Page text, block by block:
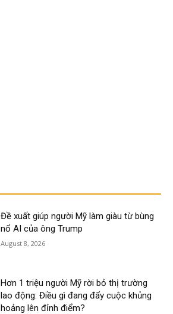
Đề xuất giúp người Mỹ làm giàu từ bùng
nổ AI của ông Trump
August 8, 2026
Hơn 1 triệu người Mỹ rời bỏ thị trường
lao động: Điều gì đang đẩy cuộc khủng
hoảng lên đỉnh điểm?